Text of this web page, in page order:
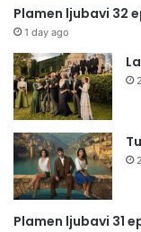
Plamen ljubavi 32
1 day ago
Plamen ljubavi 31